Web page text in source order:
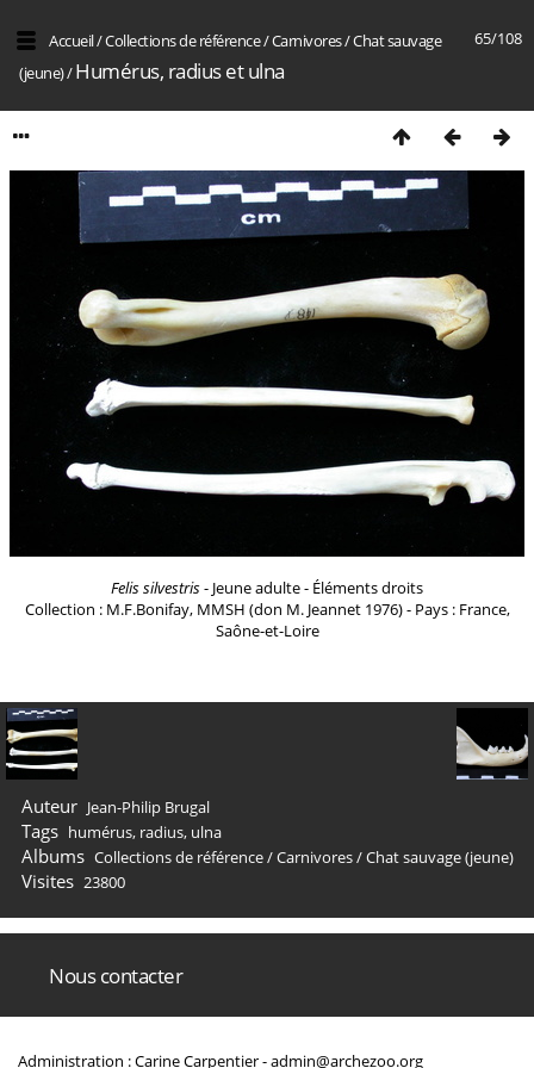
65/108
Accueil/Collections de référence/Carnivores/Chat sauvage
(jeune)/Humérus, radius et ulna
Felis silvestris- Jeune adulte - Éléments droits
Collection : M.F.Bonifay, MMSH (don M. Jeannet 1976) - Pays : France,
Saône-et-Loire
Auteur Jean-Philip Brugal
Tags humérus, radius, ulna
Albums Collections de référence/Carnivores/Chat sauvage (jeune)
Visites 23800
Nous contacter
Administration : Carine Carpentier -admin@archezoo.org